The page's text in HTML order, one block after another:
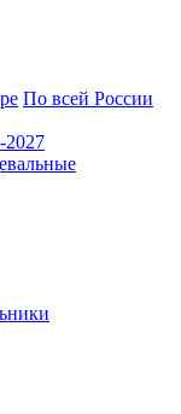
По всей России
2027